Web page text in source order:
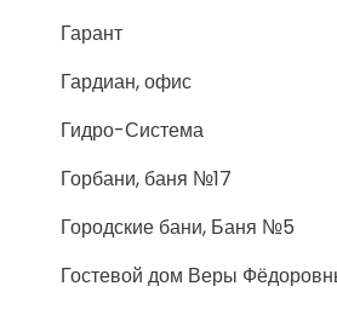
Гарант
Гардиан, офис
Гидро-Система
Горбани, баня №17
Городские бани, Баня №5
Гостевой дом Веры